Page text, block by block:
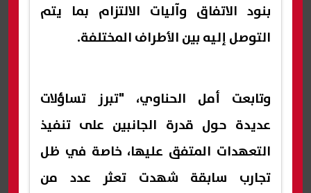
بنود الاتفاق وآليات الالتزام بما يتم
التوصل إليه بين الأطراف المختلفة.
وتابعت أمل الحناوي، "تبرز تساؤلات
عديدة حول قدرة الجانبين على تنفيذ
التعهدات المتفق عليها، خاصة في ظل
تجارب سابقة شهدت تعثر عدد من